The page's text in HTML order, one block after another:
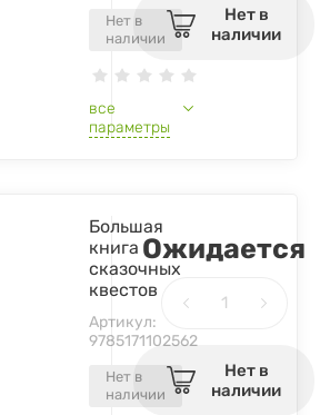
Нет в
наличии
все
параметры
Нет в
наличии
Нет в
наличии
Большая
книга
сказочных
квестов
Артикул:
9785171102562
Ожидается
Нет в
наличии